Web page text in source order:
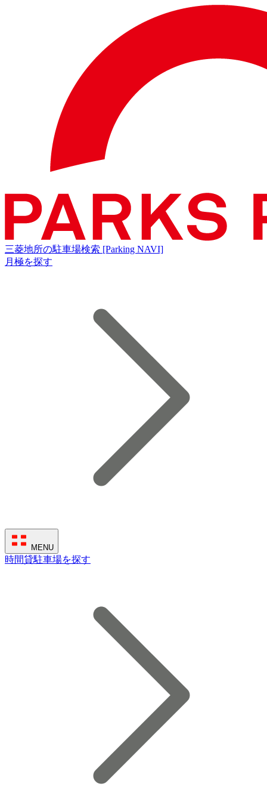
三菱地所の駐車場検索 [Parking NAVI]
月極を探す
MENU
時間貸駐車場を探す